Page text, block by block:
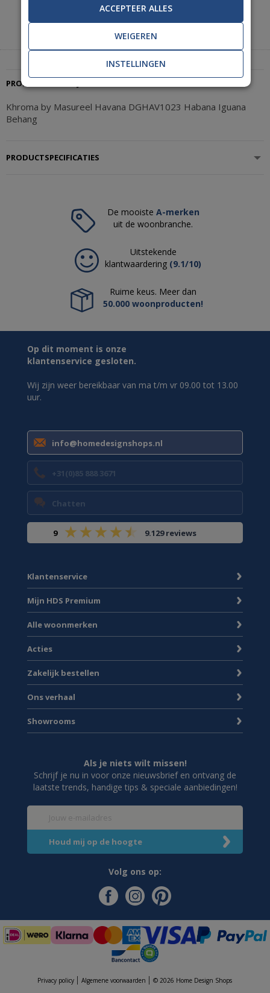
Neem contact met ons op.
+31(0)85 888 3671
|
PRODUCTBESCHRIJVING
Khroma by Masureel Havana DGHAV1023 Habana Iguana
Behang
PRODUCTSPECIFICATIES
De mooiste A-merken
uit de woonbranche.
Uitstekende
klantwaardering (9.1/10)
Ruime keus. Meer dan
50.000 woonproducten!
Op dit moment is onze
klantenservice gesloten.
Wij zijn weer bereikbaar van ma t/m vr 09.00 tot 13.00
uur.
info@homedesignshops.nl
+31(0)85 888 3671
Chatten
9 9.129 reviews
Klantenservice
Mijn HDS Premium
Alle woonmerken
Acties
Zakelijk bestellen
Ons verhaal
Showrooms
Als je niets wilt missen!
Schrijf je nu in voor onze nieuwsbrief en ontvang de
laatste trends, handige tips & speciale aanbiedingen!
Volg ons op:
Privacy policy Algemene voorwaarden © 2026 Home Design Shops
ACCEPTEER ALLES
WEIGEREN
INSTELLINGEN